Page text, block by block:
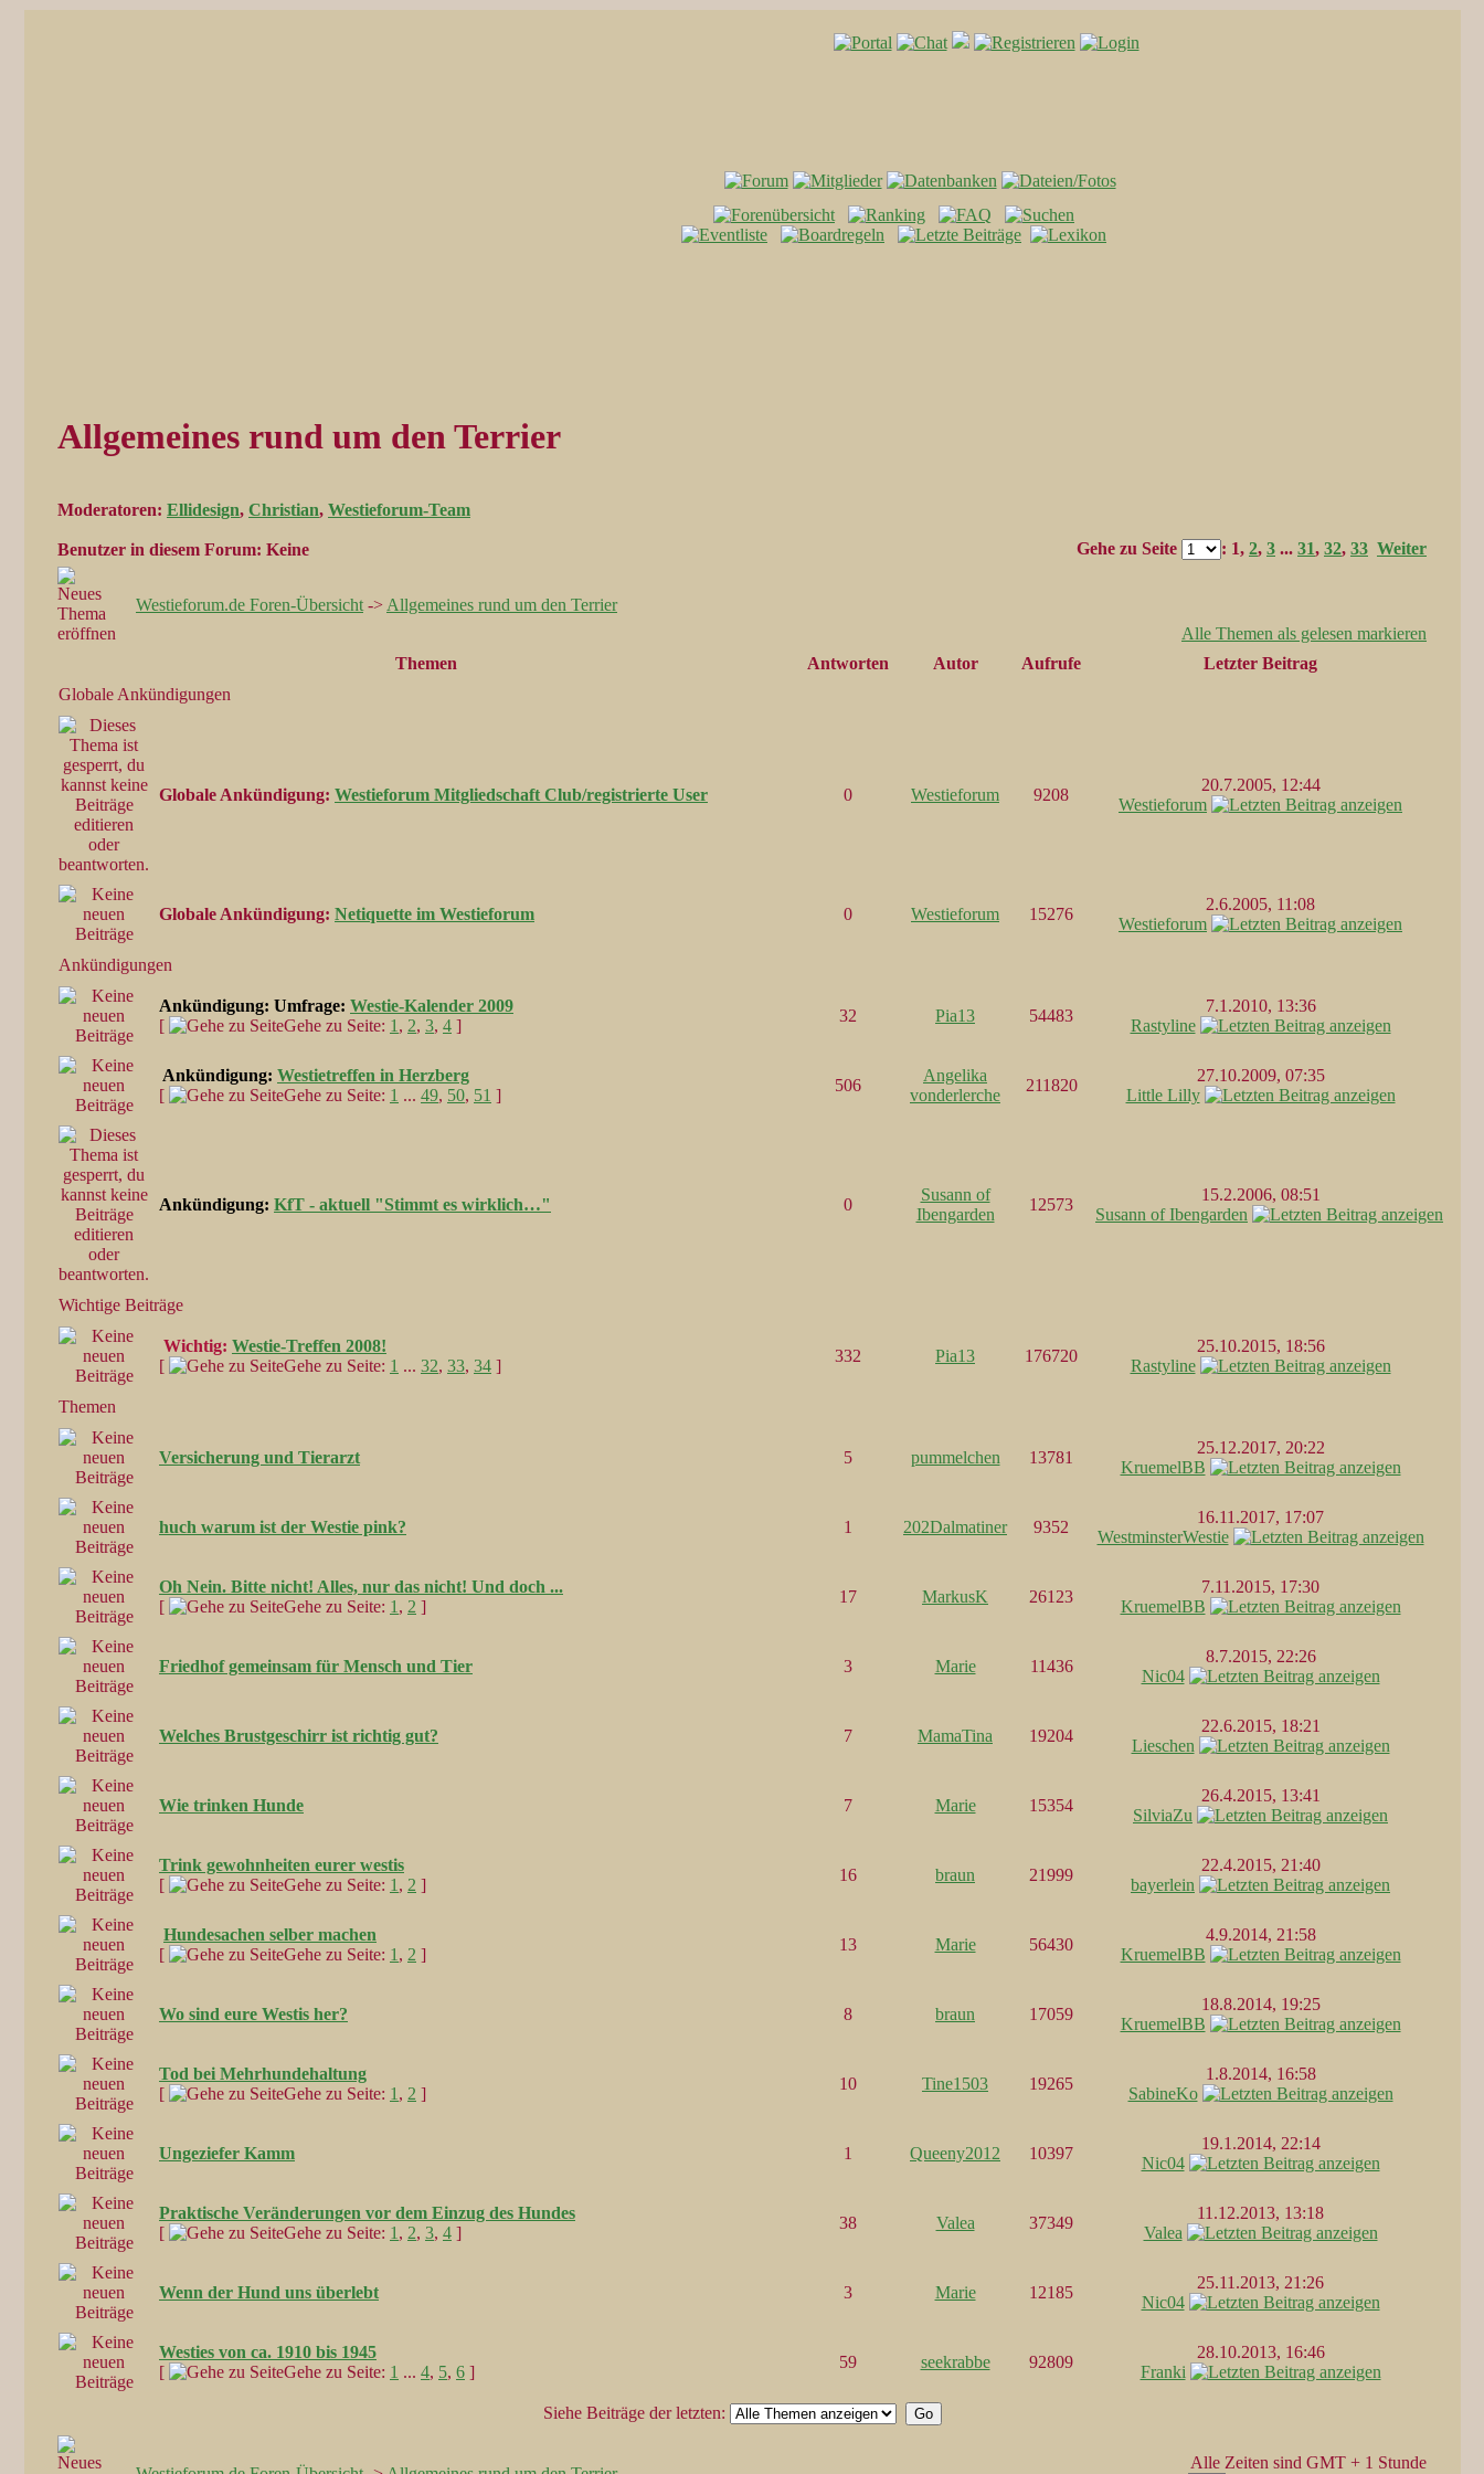
Allgemeines rund um den Terrier
Moderatoren: Ellidesign, Christian, Westieforum-Team
Benutzer in diesem Forum: Keine Gehe zu Seite : 1, 2, 3 ... 31, 32, 33 Weiter
Westieforum.de Foren-Übersicht -> Allgemeines rund um den Terrier
Alle Themen als gelesen markieren
Themen
Antworten Autor Aufrufe
Letzter Beitrag
Globale Ankündigungen
Globale Ankündigung: Westieforum Mitgliedschaft Club/registrierte User 0 Westieforum 9208
20.7.2005, 12:44
Westieforum
Globale Ankündigung: Netiquette im Westieforum 0 Westieforum 15276
2.6.2005, 11:08
Westieforum
Ankündigungen
Ankündigung: Umfrage: Westie-Kalender 2009
[
Gehe zu Seite: 1 , 2, 3, 4 ]
32 Pia13 54483
7.1.2010, 13:36
Rastyline
Ankündigung: Westietreffen in Herzberg
[
Gehe zu Seite: 1 ... 49, 50, 51 ]
506
Angelika
vonderlerche
211820
27.10.2009, 07:35
Little Lilly
Ankündigung: KfT - aktuell "Stimmt es wirklich…" 0
Susann of
Ibengarden
12573
15.2.2006, 08:51
Susann of Ibengarden
Wichtige Beiträge
Wichtig: Westie-Treffen 2008!
[
Gehe zu Seite: 1 ... 32, 33, 34 ]
332 Pia13 176720
25.10.2015, 18:56
Rastyline
Themen
Versicherung und Tierarzt 5 pummelchen 13781
25.12.2017, 20:22
KruemelBB
huch warum ist der Westie pink? 1 202Dalmatiner 9352
16.11.2017, 17:07
WestminsterWestie
Oh Nein. Bitte nicht! Alles, nur das nicht! Und doch ...
[
Gehe zu Seite: 1 , 2 ]
17 MarkusK 26123
7.11.2015, 17:30
KruemelBB
Friedhof gemeinsam für Mensch und Tier 3 Marie 11436
8.7.2015, 22:26
Nic04
Welches Brustgeschirr ist richtig gut? 7 MamaTina 19204
22.6.2015, 18:21
Lieschen
Wie trinken Hunde 7 Marie 15354
26.4.2015, 13:41
SilviaZu
Trink gewohnheiten eurer westis
[
Gehe zu Seite: 1 , 2 ]
16 braun 21999
22.4.2015, 21:40
bayerlein
Hundesachen selber machen
[
Gehe zu Seite: 1 , 2 ]
13 Marie 56430
4.9.2014, 21:58
KruemelBB
Wo sind eure Westis her? 8 braun 17059
18.8.2014, 19:25
KruemelBB
Tod bei Mehrhundehaltung
[
Gehe zu Seite: 1 , 2 ]
10 Tine1503 19265
1.8.2014, 16:58
SabineKo
Ungeziefer Kamm 1 Queeny2012 10397
19.1.2014, 22:14
Nic04
Praktische Veränderungen vor dem Einzug des Hundes
[
Gehe zu Seite: 1 , 2, 3, 4 ]
38 Valea 37349
11.12.2013, 13:18
Valea
Wenn der Hund uns überlebt 3 Marie 12185
25.11.2013, 21:26
Nic04
Westies von ca. 1910 bis 1945
[
Gehe zu Seite: 1 ... 4, 5, 6 ]
59 seekrabbe 92809
28.10.2013, 16:46
Franki
Siehe Beiträge der letzten:
Alle Zeiten sind GMT + 1 Stunde